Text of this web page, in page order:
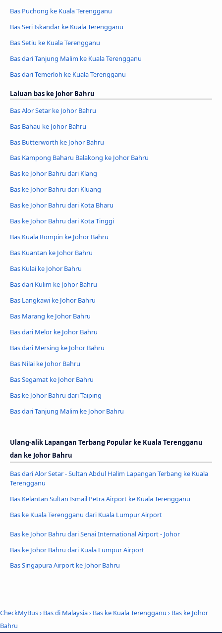
Bas Puchong ke Kuala Terengganu
Bas Seri Iskandar ke Kuala Terengganu
Bas Setiu ke Kuala Terengganu
Bas dari Tanjung Malim ke Kuala Terengganu
Bas dari Temerloh ke Kuala Terengganu
Laluan bas ke Johor Bahru
Bas Alor Setar ke Johor Bahru
Bas Bahau ke Johor Bahru
Bas Butterworth ke Johor Bahru
Bas Kampong Baharu Balakong ke Johor Bahru
Bas ke Johor Bahru dari Klang
Bas ke Johor Bahru dari Kluang
Bas ke Johor Bahru dari Kota Bharu
Bas ke Johor Bahru dari Kota Tinggi
Bas Kuala Rompin ke Johor Bahru
Bas Kuantan ke Johor Bahru
Bas Kulai ke Johor Bahru
Bas dari Kulim ke Johor Bahru
Bas Langkawi ke Johor Bahru
Bas Marang ke Johor Bahru
Bas dari Melor ke Johor Bahru
Bas dari Mersing ke Johor Bahru
Bas Nilai ke Johor Bahru
Bas Segamat ke Johor Bahru
Bas ke Johor Bahru dari Taiping
Bas dari Tanjung Malim ke Johor Bahru
Ulang-alik Lapangan Terbang Popular ke Kuala Terengganu
dan ke Johor Bahru
Bas dari Alor Setar - Sultan Abdul Halim Lapangan Terbang ke Kuala
Terengganu
Bas Kelantan Sultan Ismail Petra Airport ke Kuala Terengganu
Bas ke Kuala Terengganu dari Kuala Lumpur Airport
Bas ke Johor Bahru dari Senai International Airport - Johor
Bas ke Johor Bahru dari Kuala Lumpur Airport
Bas Singapura Airport ke Johor Bahru
CheckMyBus› Bas di Malaysia› Bas ke Kuala Terengganu › Bas ke Johor
Bahru